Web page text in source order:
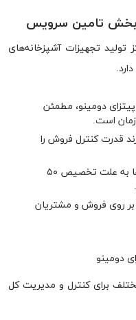
بخش تامین سرویس
۱۷ کارخانه تولید خمیر، ۱ مرکز تولید تجهیزات آشپزخانه‌های
دومینو، مطمئن
است.
قدرت کنترل فروش را
تمایل سرمایه گذاری را در شعبه‌ها به علت تخصیص ۵۰
بر روی فروش و مشتریان
برای کنترل و مدیریت کل